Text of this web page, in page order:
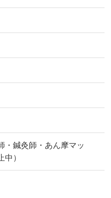
・鍼灸師・あん摩マッ
）